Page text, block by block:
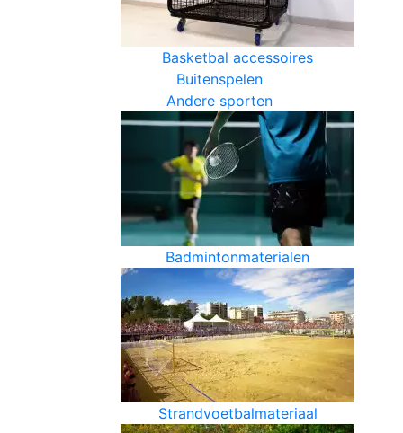
Basketbal accessoires
Buitenspelen
Andere sporten
Badmintonmaterialen
Strandvoetbalmateriaal